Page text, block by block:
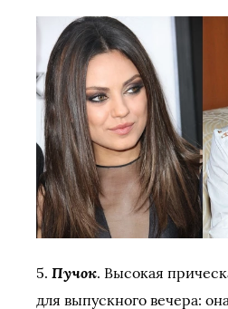
5. Пучок. Высокая
для выпускного вечера: